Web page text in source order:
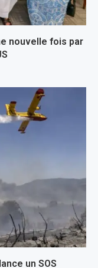
nouvelle fois par
un SOS